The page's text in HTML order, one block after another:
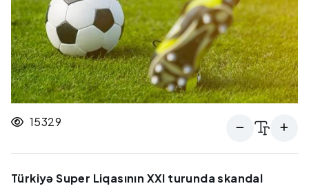
15329
Türkiyə Super Liqasının XXI turunda skandal